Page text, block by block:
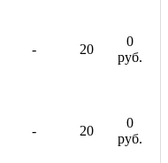
- 20
0
руб.
- 20
0
руб.